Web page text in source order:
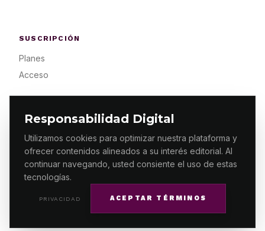
Responsabilidad Digital
Utilizamos cookies para optimizar nuestra plataforma y
ofrecer contenidos alineados a su interés editorial. Al
continuar navegando, usted consiente el uso de estas
tecnologías.
PRIVACIDAD ACEPTAR TÉRMINOS
SUSCRIPCIÓN
Planes
Acceso
© 2026 ES PRIMERA MX. ALGUNOS DERECHOS
RESERVADOS / DESIGNMAKING.MX